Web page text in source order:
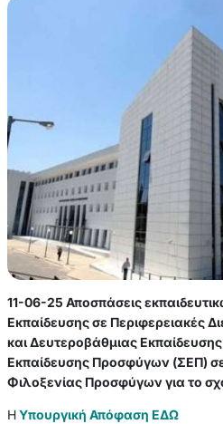
11-06-25 Αποσπάσεις
Εκπαίδευσης σε Περιφερειακές
και Δευτεροβάθμιας
Εκπαίδευσης Προσφύγων (ΣΕΠ)
Φιλοξενίας Προσφύγων για το
ΗΥπουργική Απόφαση ΕΔΩ